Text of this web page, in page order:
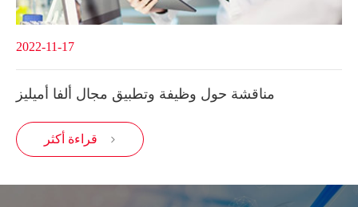
2022-11-17
مناقشة حول وظيفة وتطبيق مجال ألفا أميليز
قراءة أكثر 